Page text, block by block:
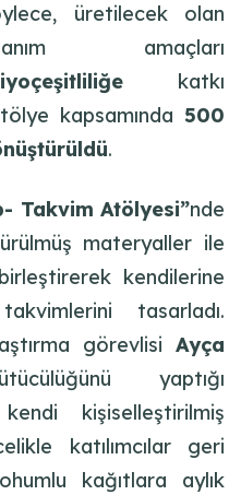
üretilecek olan
amaçları
katkı
kapsamında 500
.
Takvim Atölyesi”nde
materyaller ile
kendilerine
tasarladı.
görevlisi Ayça
yaptığı
kişiselleştirilmiş
katılımcılar geri
kağıtlara aylık